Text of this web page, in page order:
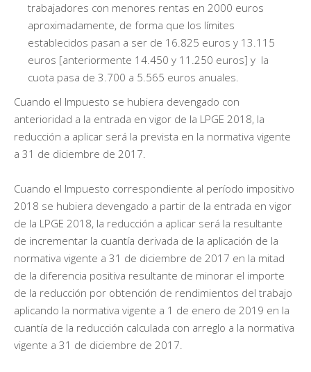
trabajadores con menores rentas en 2000 euros
aproximadamente, de forma que los límites
establecidos pasan a ser de 16.825 euros y 13.115
euros [anteriormente 14.450 y 11.250 euros] y la
cuota pasa de 3.700 a 5.565 euros anuales.
Cuando el Impuesto se hubiera devengado con
anterioridad a la entrada en vigor de la LPGE 2018, la
reducción a aplicar será la prevista en la normativa vigente
a 31 de diciembre de 2017.
Cuando el Impuesto correspondiente al período impositivo
2018 se hubiera devengado a partir de la entrada en vigor
de la LPGE 2018, la reducción a aplicar será la resultante
de incrementar la cuantía derivada de la aplicación de la
normativa vigente a 31 de diciembre de 2017 en la mitad
de la diferencia positiva resultante de minorar el importe
de la reducción por obtención de rendimientos del trabajo
aplicando la normativa vigente a 1 de enero de 2019 en la
cuantía de la reducción calculada con arreglo a la normativa
vigente a 31 de diciembre de 2017.